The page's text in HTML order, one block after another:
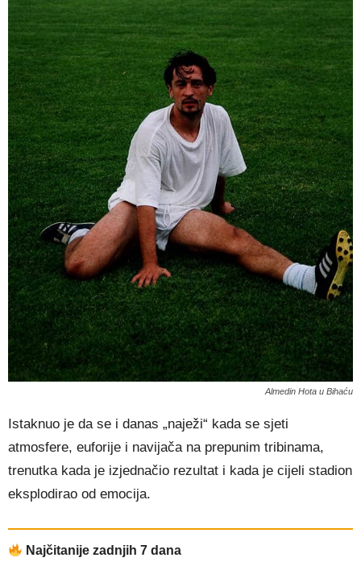
Almedin Hota u Bihaću
Istaknuo je da se i danas „naježi“ kada se sjeti
atmosfere, euforije i navijača na prepunim tribinama,
trenutka kada je izjednačio rezultat i kada je cijeli stadion
eksplodirao od emocija.
Najčitanije zadnjih 7 dana